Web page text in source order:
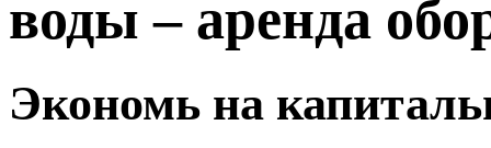
воды – аренда
Экономь на